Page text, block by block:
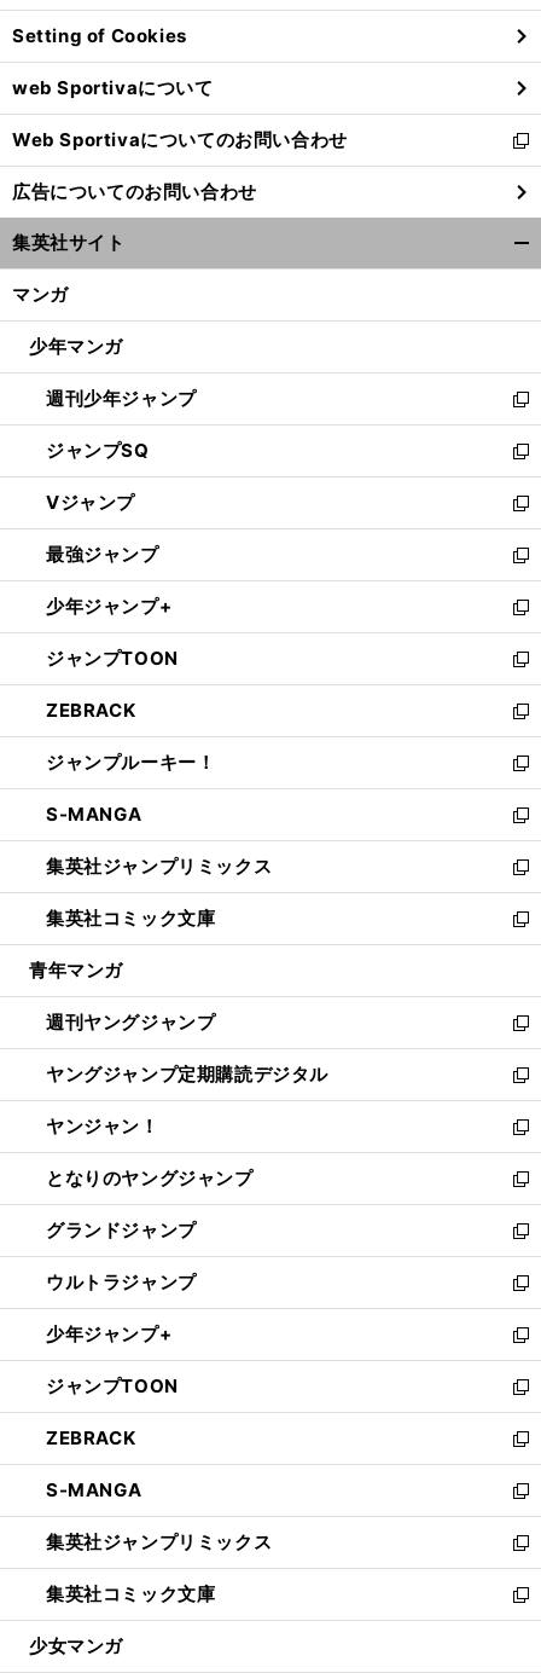
ン
ド
ウ
で
開
く
Setting of Cookies
web Sportivaについて
Web Sportivaについてのお問い合わせ
新
し
い
ウ
ィ
ン
ウ
開
く
広告についてのお問い合わせ
集英社サイト
マンガ
少年マンガ
週刊少年ジャンプ
新
し
い
ウ
ィ
ン
ド
ウ
で
開
く
ジャンプSQ
新
し
い
ウ
ィ
ン
ド
ウ
で
開
く
Vジャンプ
新
し
い
ウ
ィ
ン
ド
ウ
で
開
く
最強ジャンプ
新
し
い
ウ
ィ
ン
ド
ウ
で
開
く
少年ジャンプ+
新
し
い
ウ
ィ
ン
ド
ウ
で
開
く
ジャンプTOON
新
し
い
ウ
ィ
ン
ド
ウ
で
開
く
ZEBRACK
新
し
い
ウ
ィ
ン
ド
ウ
で
開
ジャンプルーキー！
新
し
い
ウ
ィ
ン
ド
ウ
開
く
S-MANGA
新
し
い
ウ
ィ
ン
ウ
で
開
く
集英社ジャンプリミックス
新
し
い
ウ
ン
ド
ウ
で
開
く
集英社コミック文庫
新
し
ウ
ィ
ン
ド
ウ
で
開
く
青年マンガ
週刊ヤングジャンプ
新
し
い
ウ
ィ
ン
ド
ウ
で
開
く
ヤングジャンプ定期購読デジタル
新
し
い
ウ
ィ
ン
ド
ウ
で
開
く
ヤンジャン！
新
し
い
ウ
ィ
ン
ド
ウ
で
開
く
となりのヤングジャンプ
新
し
い
ウ
ィ
ン
ド
ウ
で
開
く
グランドジャンプ
新
し
い
ウ
ィ
ン
ド
ウ
で
開
く
ウルトラジャンプ
新
し
い
ウ
ィ
ン
ド
ウ
で
開
く
少年ジャンプ+
新
し
い
ウ
ィ
ン
ド
ウ
で
開
く
ジャンプTOON
新
し
い
ウ
ィ
ン
ド
ウ
で
開
ZEBRACK
新
し
い
ウ
ィ
ン
ド
ウ
S-MANGA
新
し
い
ウ
ィ
ン
集英社ジャンプリミックス
新
し
い
ウ
集英社コミック文庫
新
し
少女マンガ